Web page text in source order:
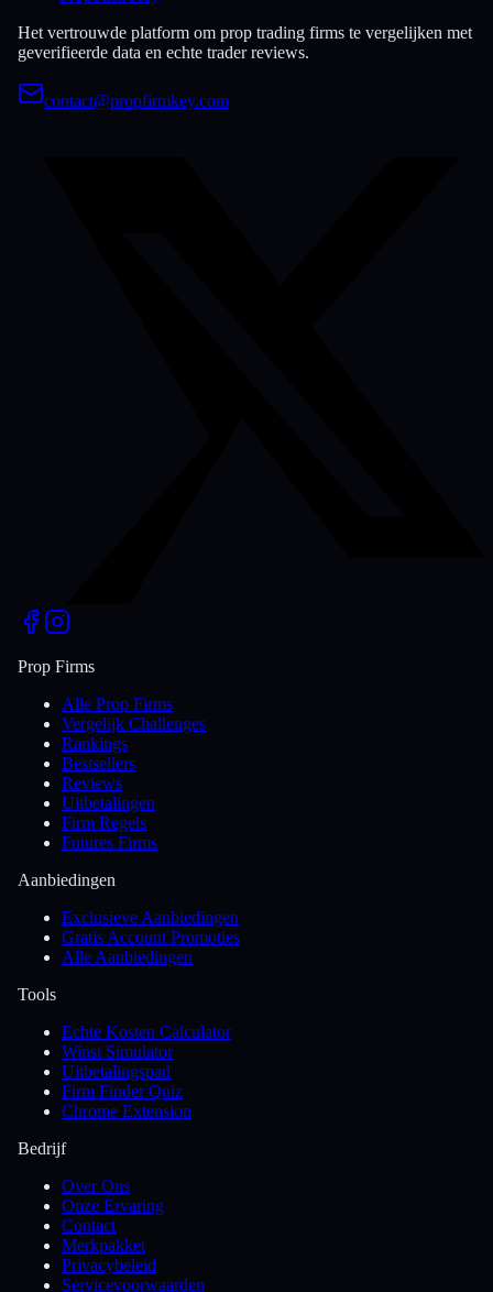
Het vertrouwde platform om prop trading firms te vergelijken met
geverifieerde data en echte trader reviews.
contact@propfirmkey.com
Prop Firms
Alle Prop Firms
Vergelijk Challenges
Rankings
Bestsellers
Reviews
Uitbetalingen
Firm Regels
Futures Firms
Aanbiedingen
Exclusieve Aanbiedingen
Gratis Account Promoties
Alle Aanbiedingen
Tools
Echte Kosten Calculator
Winst Simulator
Uitbetalingspad
Firm Finder Quiz
Chrome Extension
Bedrijf
Over Ons
Onze Ervaring
Contact
Merkpakket
Privacybeleid
Servicevoorwaarden